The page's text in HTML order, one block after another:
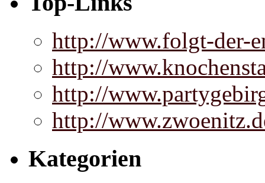
http://www.folgt-der-
http://
http://
http://
Kategorien